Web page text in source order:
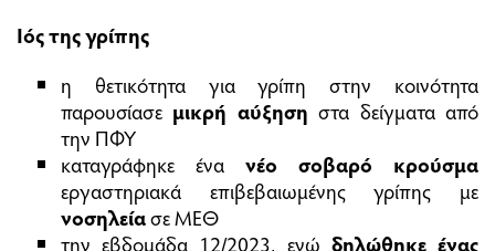
Ιός της γρίπης
η θετικότητα για γρίπη στην κοινότητα
παρουσίασε μικρή αύξηση στα δείγματα από
την ΠΦΥ
καταγράφηκε ένα νέο σοβαρό κρούσμα
εργαστηριακά επιβεβαιωμένης γρίπης με
νοσηλείασε ΜΕΘ
την εβδομάδα 12/2023, ενώ δηλώθηκε ένας